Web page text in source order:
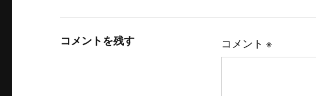
コメントを残す コメント ※